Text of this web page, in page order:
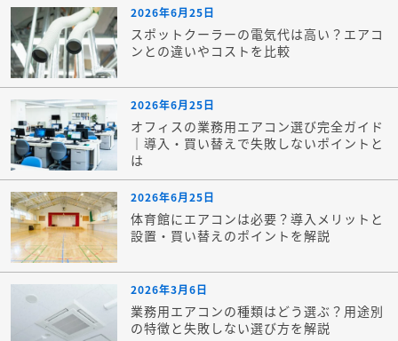
2026年6月25日
スポットクーラーの電気代は高い？エアコ
ンとの違いやコストを比較
2026年6月25日
オフィスの業務用エアコン選び完全ガイド
｜導入・買い替えで失敗しないポイントと
は
2026年6月25日
体育館にエアコンは必要？導入メリットと
設置・買い替えのポイントを解説
2026年3月6日
業務用エアコンの種類はどう選ぶ？用途別
の特徴と失敗しない選び方を解説